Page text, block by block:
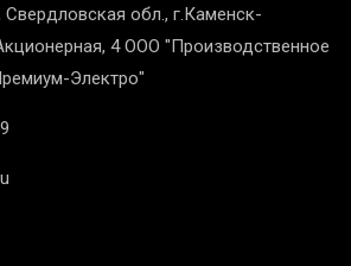
Свердловская обл., г.Каменск-
4 ООО "Производственное
Электро"